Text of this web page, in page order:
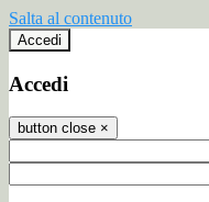
Salta al contenuto
Accedi
Accedi
button close ×